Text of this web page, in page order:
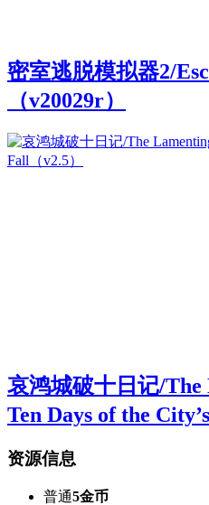
密室逃脱模拟器2/
（v20029r）
哀鸿城破十日记/The
Ten Days of the
资源信息
普通5金币